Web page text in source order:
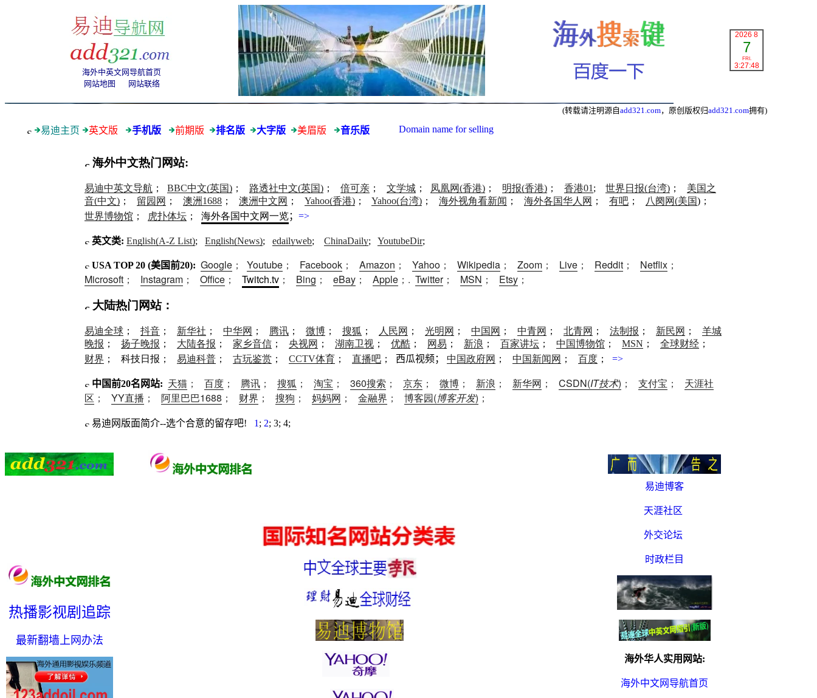
海外中英文网导航首页
网站地图
网站联络
2026 8
7
FRI.
3:27:49
(转载请注明源自add321.com，原创版权归add321.com拥有)
易迪主页 英文版 手机版 前期版 排名版 大字版 美眉版 音乐版 Domain name for selling
海外中文热门网站:
易迪中英文导航 ； BBC中文(英国) ； 路透社中文(英国) ； 倍可亲 ； 文学城 ； 凤凰网(香港) ； 明报(香港) ； 香港01 ; 世界日报(台湾) ； 美国之
音(中文) ； 留园网 ； 澳洲1688 ； 澳洲中文网 ； Yahoo(香港) ； Yahoo(台湾) ； 海外视角看新闻 ； 海外各国华人网 ； 有吧 ； 八阕网(美国)；
世界博物馆 ； 虎扑体坛 ； 海外各国中文网一览； =>
英文类: English(A-Z List); English(News); edailyweb; ChinaDaily; YoutubeDir;
USA TOP 20 (美国前20): Google ； Youtube ； Facebook ； Amazon ； Yahoo ； Wikipedia ； Zoom ； Live ； Reddit ； Netflix ；
Microsoft ； Instagram ； Office ； Twitch.tv ； Bing ； eBay ； Apple ；. Twitter ； MSN ； Etsy ；
大陆热门网站：
易迪全球 ； 抖音 ； 新华社 ； 中华网 ； 腾讯 ； 微博 ； 搜狐 ； 人民网 ； 光明网 ； 中国网 ； 中青网 ； 北青网 ； 法制报 ； 新民网 ； 羊城
晚报 ； 扬子晚报 ； 大陆各报 ； 家乡音信 ； 央视网 ； 湖南卫视 ； 优酷 ； 网易 ； 新浪 ； 百家讲坛 ； 中国博物馆 ； MSN ； 全球财经 ；
财界 ； 科技日报； 易迪科普 ； 古玩鉴赏 ； CCTV体育 ； 直播吧 ； 西瓜视频 ； 中国政府网 ； 中国新闻网 ； 百度 ； =>
中国前20名网站: 天猫 ； 百度 ； 腾讯 ； 搜狐 ； 淘宝 ； 360搜索 ； 京东 ； 微博 ； 新浪 ； 新华网 ； CSDN(IT技术) ； 支付宝 ； 天涯社
区 ； YY直播 ； 阿里巴巴1688 ； 财界 ； 搜狗 ； 妈妈网 ； 金融界 ； 博客园(博客开发) ；
易迪网版面简介--选个合意的留存吧! 1 ; 2; 3; 4;
热播影视剧追踪
最新翻墙上网办法
易迪博客
天涯社区
外交论坛
时政栏目
海外华人实用网站:
海外中文网导航首页